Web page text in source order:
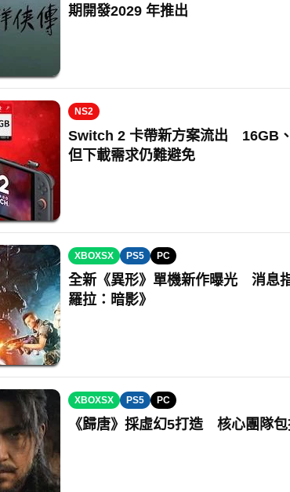
期開發2029 年推出
NS2
Switch 2 卡帶新方案流出 16GB
但下載需求仍難避免
XBOXSX PS5 PC
全新《異形》單機新作曝光 消息
羅拉：暗影》
XBOXSX PS5 PC
《歸唐》採虛幻5打造 核心團隊